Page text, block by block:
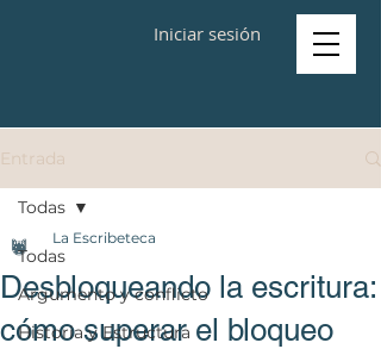
Iniciar sesión
Entrada
Todas
Argumento y conflicto
Historia y Estructura
Todas
Desbloqueando la escritura:
cómo superar el bloqueo
La Escribeteca